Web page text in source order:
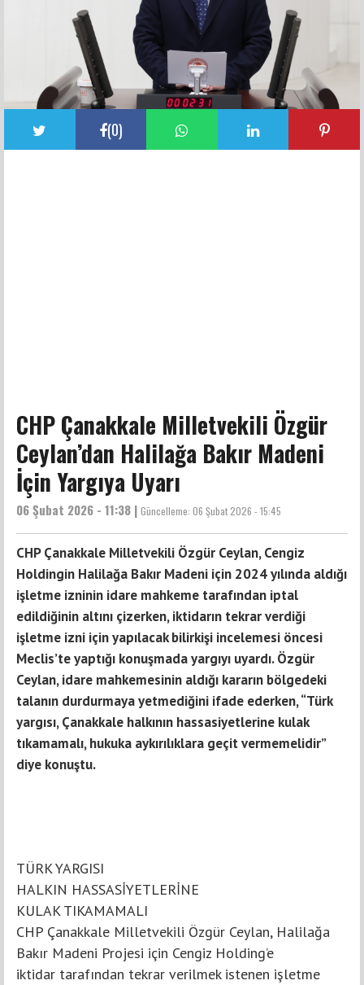
(0)
CHP Çanakkale Milletvekili Özgür
Ceylan’dan Halilağa Bakır Madeni
İçin Yargıya Uyarı
06 Şubat 2026 - 11:38 | Güncelleme: 06 Şubat 2026 - 15:45
CHP Çanakkale Milletvekili Özgür Ceylan, Cengiz
Holdingin Halilağa Bakır Madeni için 2024 yılında aldığı
işletme izninin idare mahkeme tarafından iptal
edildiğinin altını çizerken, iktidarın tekrar verdiği
işletme izni için yapılacak bilirkişi incelemesi öncesi
Meclis’te yaptığı konuşmada yargıyı uyardı. Özgür
Ceylan, idare mahkemesinin aldığı kararın bölgedeki
talanın durdurmaya yetmediğini ifade ederken, “Türk
yargısı, Çanakkale halkının hassasiyetlerine kulak
tıkamamalı, hukuka aykırılıklara geçit vermemelidir”
diye konuştu.
TÜRK YARGISI
HALKIN HASSASİYETLERİNE
KULAK TIKAMAMALI
CHP Çanakkale Milletvekili Özgür Ceylan, Halilağa
Bakır Madeni Projesi için Cengiz Holding’e
iktidar tarafından tekrar verilmek istenen işletme